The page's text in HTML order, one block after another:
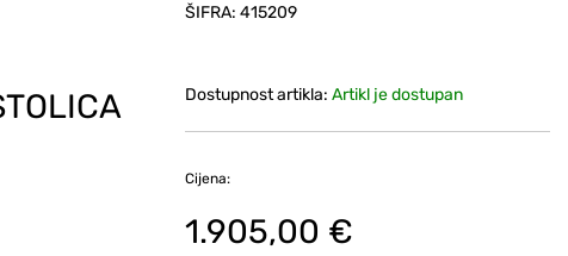
ŠIFRA: 415209
Dostupnost artikla: Artikl je dostupan
Cijena:
1.905,00 €